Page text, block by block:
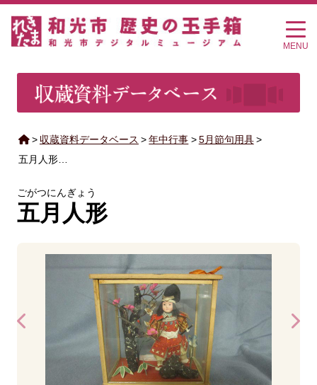
MENU
> 収蔵資料データベース > 年中行事 > 5月節句用具 >
五月人形…
ごがつにんぎょう
五月人形